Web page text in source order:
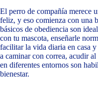
El perro de compañía merece
feliz, y eso comienza con una
básicos de obediencia son
con tu mascota, enseñarle
facilitar la vida diaria en casa
a caminar con correa, acudir
en diferentes entornos son
bienestar.